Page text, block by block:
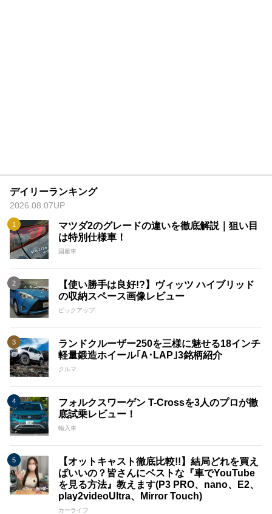
デイリーランキング
2026.08.07UP
マツダ2のグレードの違いを徹底解説｜狙い目
は特別仕様車！
国産車
【使い勝手は良好!?】ヴィッツ ハイブリッド
の収納スペース画像レビュー
ピックアップ
ランドクルーザー250を三様に魅せる18インチ
軽量鍛造ホイール｢A･LAP｣3銘柄紹介
クルマ
フォルクスワーゲン T-Crossを3人のプロが徹
底試乗レビュー！
輸入車
【オットキャスト徹底比較!!】結局どれを買え
ばいいの？皆さんにベストな『車でYouTube
を見る方法』教えます(P3 PRO、nano、E2、
play2videoUltra、Mirror Touch)
カーライフ